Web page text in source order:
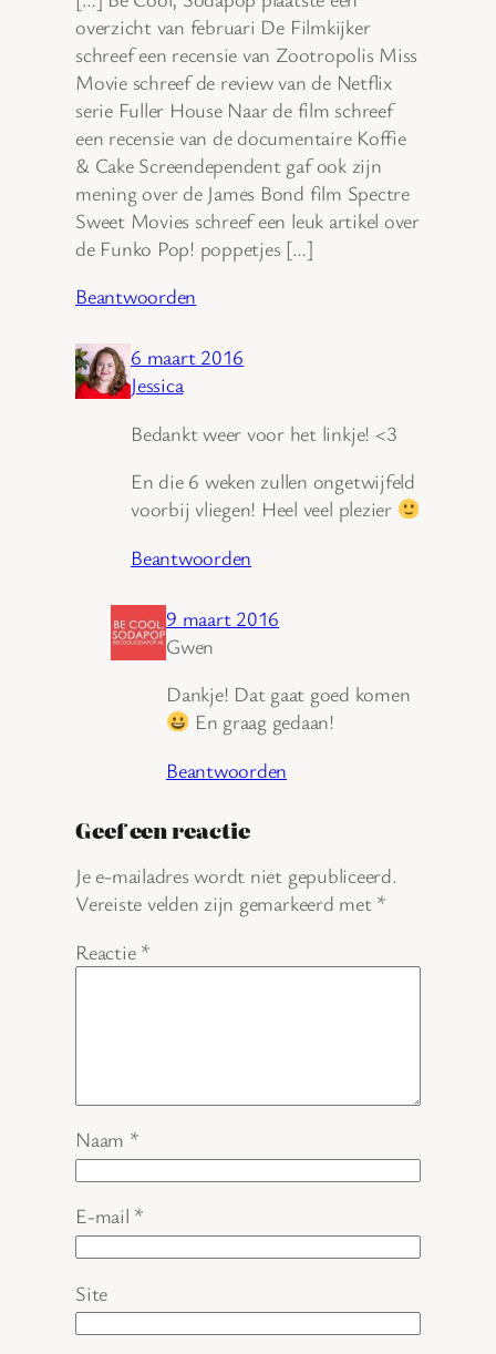
overzicht van februari De Filmkijker
schreef een recensie van Zootropolis Miss
Movie schreef de review van de Netflix
serie Fuller House Naar de film schreef
een recensie van de documentaire Koffie
& Cake Screendependent gaf ook zijn
mening over de James Bond film Spectre
Sweet Movies schreef een leuk artikel over
de Funko Pop! poppetjes […]
Beantwoorden
6 maart 2016
Jessica
Bedankt weer voor het linkje! <3
En die 6 weken zullen ongetwijfeld
voorbij vliegen! Heel veel plezier
Beantwoorden
9 maart 2016
Gwen
Dankje! Dat gaat goed komen
En graag gedaan!
Beantwoorden
Geef een reactie
Je e-mailadres wordt niet gepubliceerd.
Vereiste velden zijn gemarkeerd met *
Reactie *
Naam *
E-mail *
Site